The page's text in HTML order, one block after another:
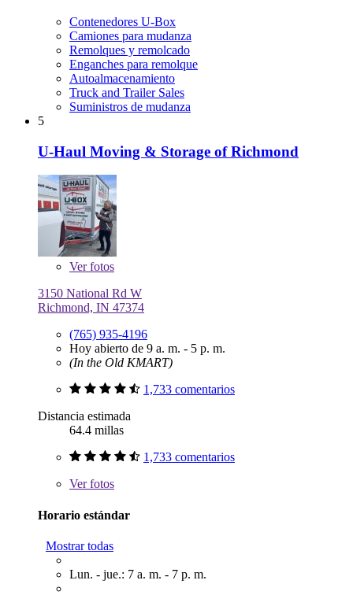
Contenedores U-Box
Camiones para mudanza
Remolques y remolcado
Enganches para remolque
Autoalmacenamiento
Truck and Trailer Sales
Suministros de mudanza
5
U-Haul Moving & Storage of Richmond
Verfotos
3150 National Rd W
Richmond, IN 47374
(765) 935-4196
Hoy abierto de 9 a. m. - 5 p. m.
(In the Old KMART)
1,733 comentarios
Distancia estimada
64.4 millas
1,733 comentarios
Verfotos
Horario estándar
Mostrar todas
Lun. - jue.: 7 a. m. - 7 p. m.